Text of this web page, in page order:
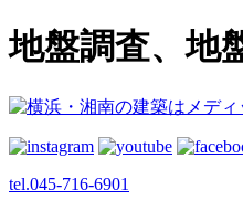
地盤調査、地
tel.045-716-6901